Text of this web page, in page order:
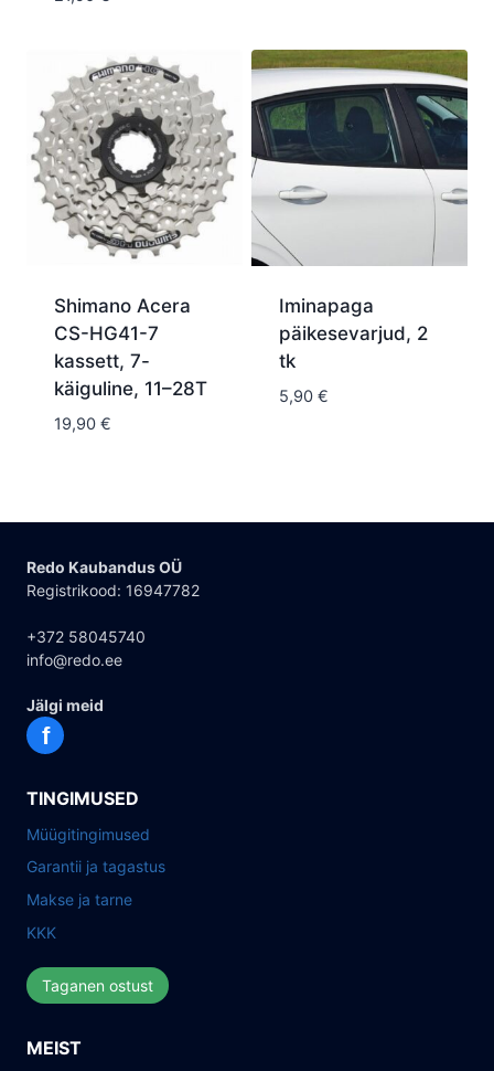
Shimano Acera
CS-HG41-7
kassett, 7-
käiguline, 11–28T
19,90 €
Iminapaga
päikesevarjud, 2
tk
5,90 €
Redo Kaubandus OÜ
Registrikood: 16947782
+372 58045740
info@redo.ee
Jälgi meid
f
TINGIMUSED
Müügitingimused
Garantii ja tagastus
Makse ja tarne
KKK
Taganen ostust
MEIST